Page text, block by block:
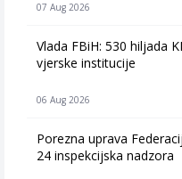
07 Aug 2026
Vlada FBiH: 530 hiljada
vjerske institucije
06 Aug 2026
Porezna uprava
24 inspekcijska nadzora